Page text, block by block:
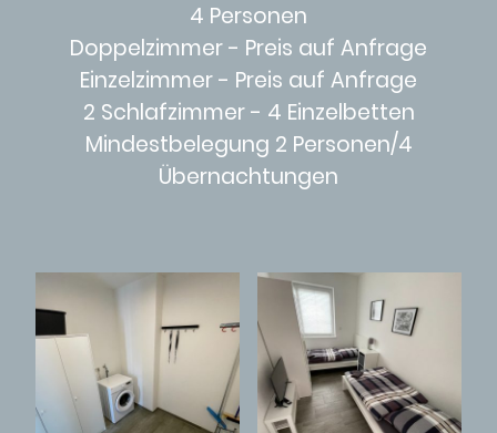
4 Personen
Doppelzimmer - Preis auf Anfrage
Einzelzimmer - Preis auf Anfrage
2 Schlafzimmer - 4 Einzelbetten
Mindestbelegung 2 Personen/4
Übernachtungen